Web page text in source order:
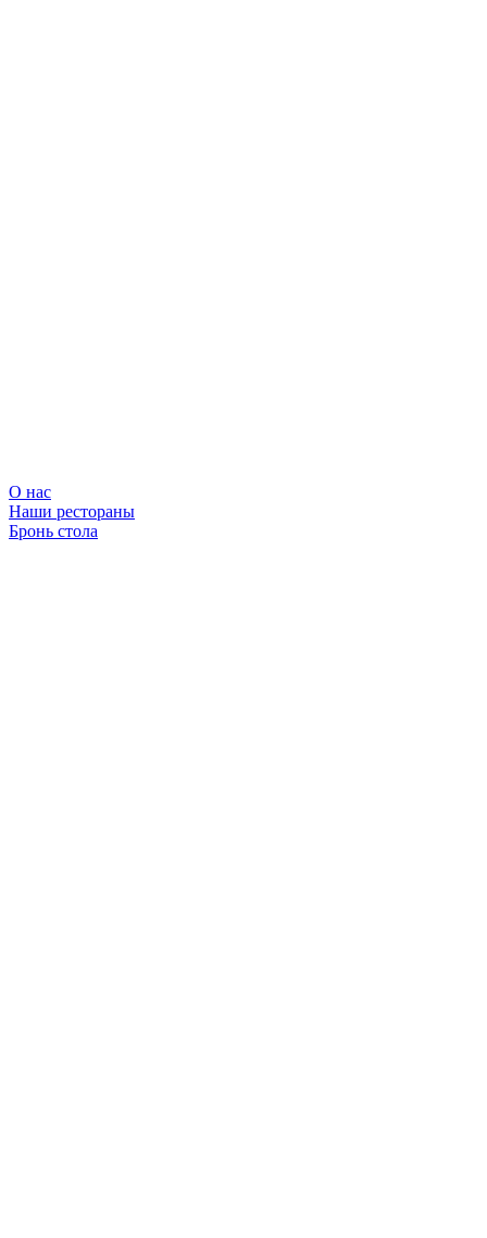
О нас
Наши рестораны
Бронь стола